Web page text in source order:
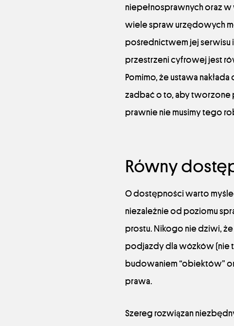
niepełnosprawnych oraz
wiele spraw urzędowych
pośrednictwem jej
przestrzeni cyfrowej jest
Pomimo, że ustawa
zadbać o to, aby tworzone
prawnie nie musimy tego
Równy
O dostępności warto
niezależnie od poziomu
prostu. Nikogo nie dziwi,
podjazdy dla wózków (nie
budowaniem “obiektów”
prawa.
Szereg rozwiązan